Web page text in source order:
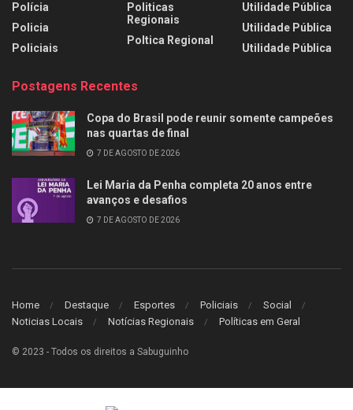
Polícia
Policia
Policiais
Politicas
Regionais
Poltica Regional
Utilidade Pública
Utilidade Pública
Utilidade Pública
Postagens Recentes
Copa do Brasil pode reunir somente campeões
nas quartas de final
7 DE AGOSTO DE 2026
Lei Maria da Penha completa 20 anos entre
avanços e desafios
7 DE AGOSTO DE 2026
Home Destaque Esportes Policiais
Social
Noticias Locais
Notícias Regionais Políticas em Geral
© 2023 - Todos os direitos a Sabuguinho